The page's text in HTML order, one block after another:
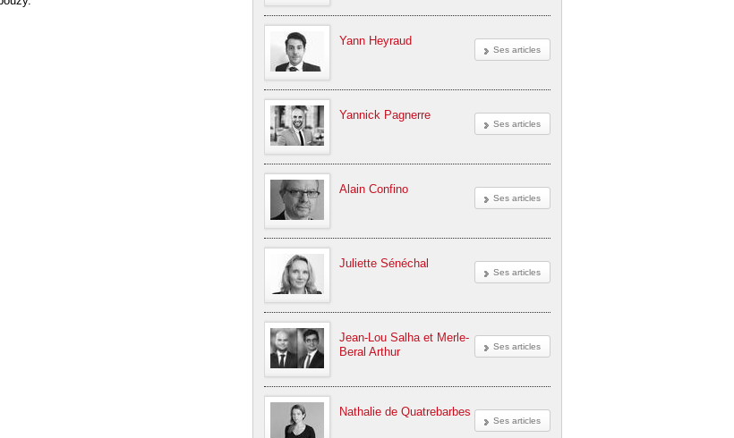
Ses articles
Yann Heyraud
Ses articles
Yannick Pagnerre
Ses articles
Alain Confino
Ses articles
Juliette Sénéchal
Ses articles
Jean-Lou Salha et Merle-
Beral Arthur
Ses articles
Nathalie de Quatrebarbes